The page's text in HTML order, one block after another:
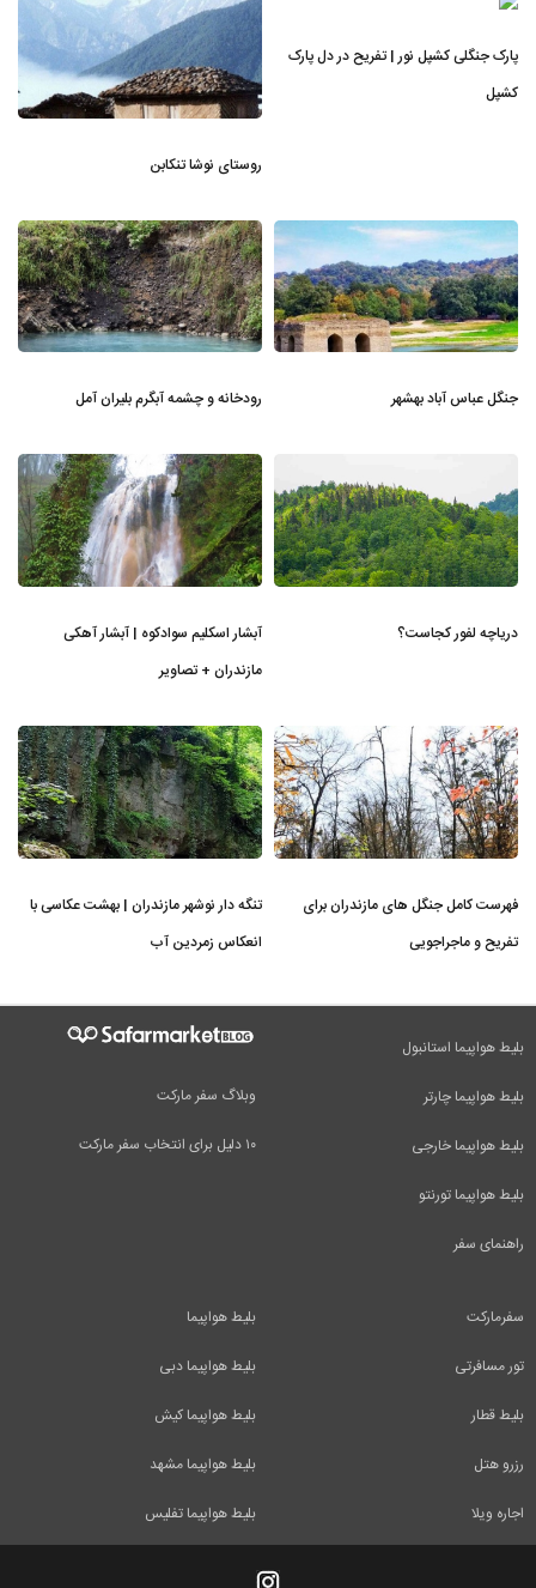
پارک جنگلی کشپل نور | تفریح در دل پارک
کشپل
روستای نوشا تنکابن
جنگل عباس آباد بهشهر رودخانه و چشمه آبگرم بلیران آمل
دریاچه لفور کجاست؟
آبشار اسکلیم سوادکوه | آبشار آهکی
مازندران + تصاویر
فهرست کامل جنگل های مازندران برای
تفریح و ماجراجویی
تنگه دار نوشهر مازندران | بهشت عکاسی با
انعکاس زمردین آب
وبلاگ سفر مارکت
۱۰ دلیل برای انتخاب سفر مارکت
بلیط هواپیما استانبول
بلیط هواپیما چارتر
بلیط هواپیما خارجی
بلیط هواپیما تورنتو
راهنمای سفر
بلیط هواپیما
بلیط هواپیما دبی
بلیط هواپیما کیش
بلیط هواپیما مشهد
بلیط هواپیما تفلیس
سفرمارکت
تور مسافرتی
بلیط قطار
رزرو هتل
اجاره ویلا